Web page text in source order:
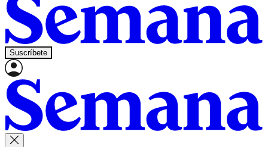
Suscríbete